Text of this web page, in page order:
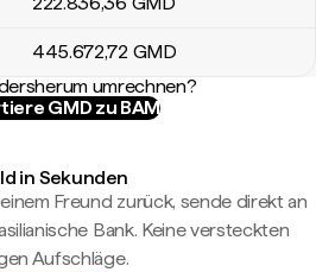
445.672,72 GMD
umrechnen?
GMD zu BAM
in Sekunden
Freund zurück, sende direkt an
Bank. Keine versteckten
Aufschläge.